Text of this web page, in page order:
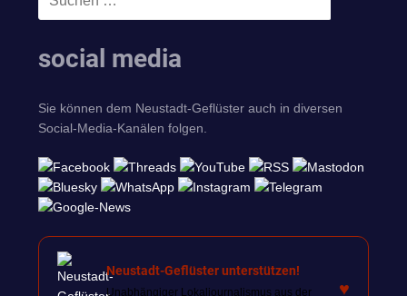
social media
Sie können dem Neustadt-Geflüster auch in diversen
Social-Media-Kanälen folgen.
Neustadt-Geflüster unterstützen!
Unabhängiger Lokaljournalismus aus der ♥